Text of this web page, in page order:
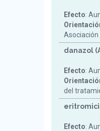
Efecto:
Asociación
danazol
Efecto:
del
Efecto: